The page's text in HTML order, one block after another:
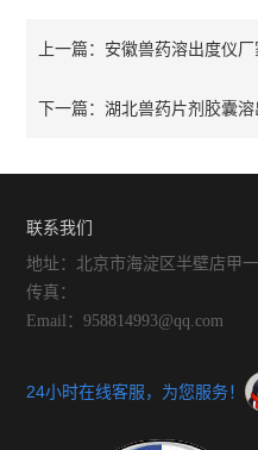
上一篇： 安徽兽药溶出度仪厂
下一篇：湖北兽药片剂胶囊
联系我们
地址：北京市海淀区半壁店甲
传真：
Email：958814993@qq.com
24小时在线客服，为您服务！